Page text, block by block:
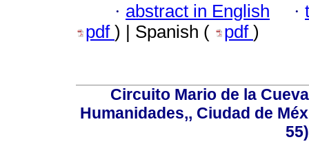
· abstract in English ·
pdf ) | Spanish ( pdf )
Circuito Mario de la
Humanidades,, Ciudad de